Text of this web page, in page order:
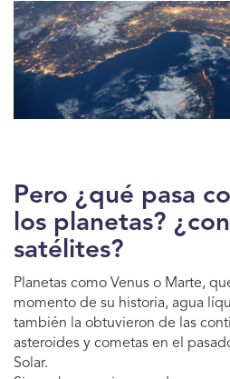
Pero ¿qué pasa
los planetas?
satélites?
Planetas como Venus o Marte,
momento de su historia, agua
también la obtuvieron de las
asteroides y cometas en el
Solar.